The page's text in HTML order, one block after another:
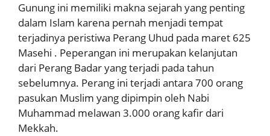
Gunung ini memiliki makna sejarah yang penting
dalam Islam karena pernah menjadi tempat
terjadinya peristiwa Perang Uhud pada maret 625
Masehi . Peperangan ini merupakan kelanjutan
dari Perang Badar yang terjadi pada tahun
sebelumnya. Perang ini terjadi antara 700 orang
pasukan Muslim yang dipimpin oleh Nabi
Muhammad melawan 3.000 orang kafir dari
Mekkah.